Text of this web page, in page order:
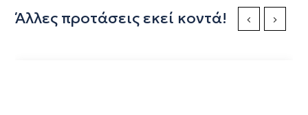
Άλλες προτάσεις εκεί κοντά! Previous Slide
Next